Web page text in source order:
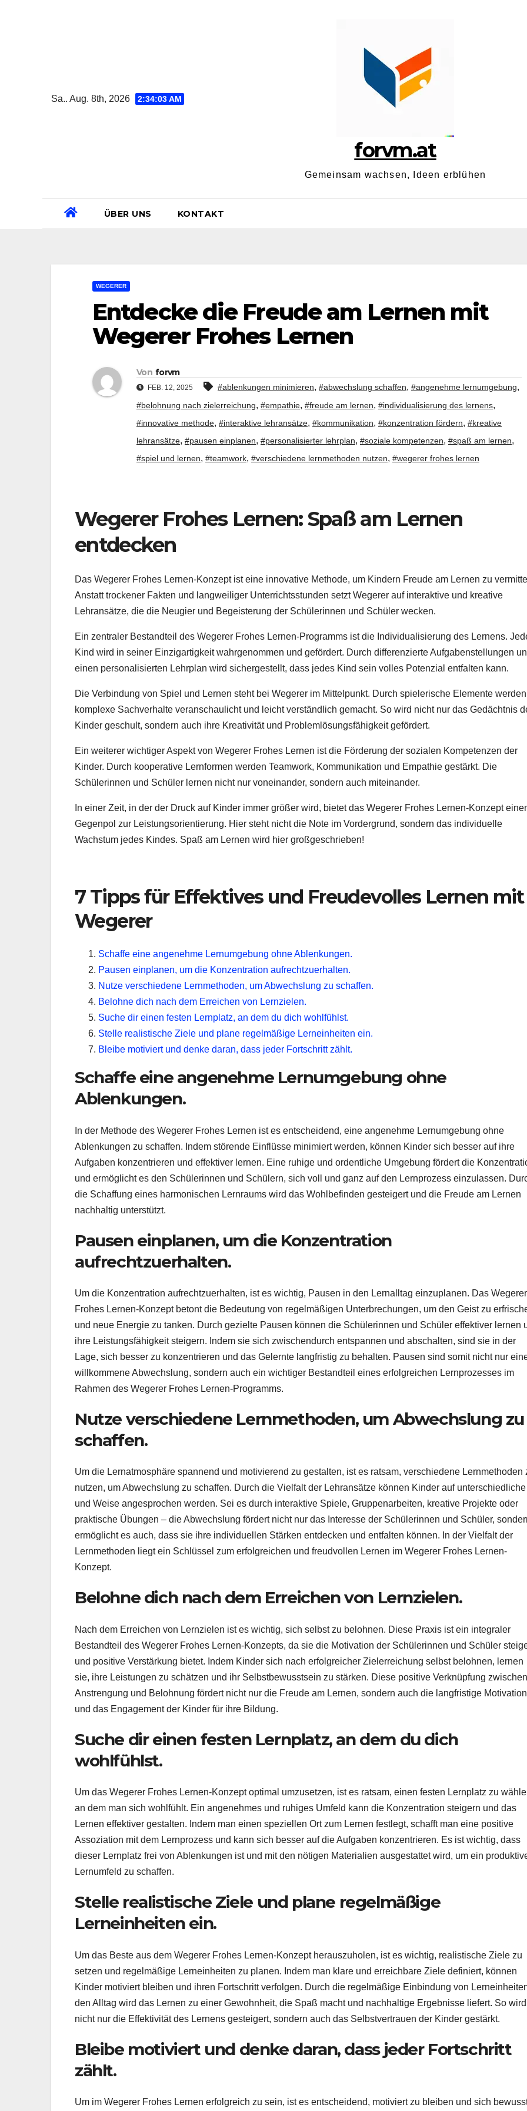
Sa.. Aug. 8th, 2026 2:34:04 AM
forvm.at
Gemeinsam wachsen, Ideen erblühen
ÜBER UNS KONTAKT
WEGERER
Entdecke die Freude am Lernen mit
Wegerer Frohes Lernen
Von forvm
FEB. 12, 2025 #ablenkungen minimieren, #abwechslung schaffen, #angenehme lernumgebung,
#belohnung nach zielerreichung, #empathie, #freude am lernen, #individualisierung des lernens,
#innovative methode, #interaktive lehransätze, #kommunikation, #konzentration fördern, #kreative
lehransätze, #pausen einplanen, #personalisierter lehrplan, #soziale kompetenzen, #spaß am lernen,
#spiel und lernen, #teamwork, #verschiedene lernmethoden nutzen, #wegerer frohes lernen
Wegerer Frohes Lernen: Spaß am Lernen
entdecken
Das Wegerer Frohes Lernen-Konzept ist eine innovative Methode, um Kindern Freude am Lernen zu
Anstatt trockener Fakten und langweiliger Unterrichtsstunden setzt Wegerer auf interaktive und kreative
Lehransätze, die die Neugier und Begeisterung der Schülerinnen und Schüler wecken.
Ein zentraler Bestandteil des Wegerer Frohes Lernen-Programms ist die Individualisierung des Lernens.
Kind wird in seiner Einzigartigkeit wahrgenommen und gefördert. Durch differenzierte Aufgabenstellungen
einen personalisierten Lehrplan wird sichergestellt, dass jedes Kind sein volles Potenzial entfalten kann.
Die Verbindung von Spiel und Lernen steht bei Wegerer im Mittelpunkt. Durch spielerische Elemente werden
komplexe Sachverhalte veranschaulicht und leicht verständlich gemacht. So wird nicht nur das Gedächtnis
Kinder geschult, sondern auch ihre Kreativität und Problemlösungsfähigkeit gefördert.
Ein weiterer wichtiger Aspekt von Wegerer Frohes Lernen ist die Förderung der sozialen Kompetenzen der
Kinder. Durch kooperative Lernformen werden Teamwork, Kommunikation und Empathie gestärkt. Die
Schülerinnen und Schüler lernen nicht nur voneinander, sondern auch miteinander.
In einer Zeit, in der der Druck auf Kinder immer größer wird, bietet das Wegerer Frohes Lernen-Konzept
Gegenpol zur Leistungsorientierung. Hier steht nicht die Note im Vordergrund, sondern das individuelle
Wachstum jedes Kindes. Spaß am Lernen wird hier großgeschrieben!
7 Tipps für Effektives und Freudevolles Lernen mit
Wegerer
Schaffe eine angenehme Lernumgebung ohne Ablenkungen.
Pausen einplanen, um die Konzentration aufrechtzuerhalten.
Nutze verschiedene Lernmethoden, um Abwechslung zu schaffen.
Belohne dich nach dem Erreichen von Lernzielen.
Suche dir einen festen Lernplatz, an dem du dich wohlfühlst.
Stelle realistische Ziele und plane regelmäßige Lerneinheiten ein.
Bleibe motiviert und denke daran, dass jeder Fortschritt zählt.
Schaffe eine angenehme Lernumgebung ohne
Ablenkungen.
In der Methode des Wegerer Frohes Lernen ist es entscheidend, eine angenehme Lernumgebung ohne
Ablenkungen zu schaffen. Indem störende Einflüsse minimiert werden, können Kinder sich besser auf ihre
Aufgaben konzentrieren und effektiver lernen. Eine ruhige und ordentliche Umgebung fördert die
und ermöglicht es den Schülerinnen und Schülern, sich voll und ganz auf den Lernprozess einzulassen.
die Schaffung eines harmonischen Lernraums wird das Wohlbefinden gesteigert und die Freude am Lernen
nachhaltig unterstützt.
Pausen einplanen, um die Konzentration
aufrechtzuerhalten.
Um die Konzentration aufrechtzuerhalten, ist es wichtig, Pausen in den Lernalltag einzuplanen. Das Wegerer
Frohes Lernen-Konzept betont die Bedeutung von regelmäßigen Unterbrechungen, um den Geist zu
und neue Energie zu tanken. Durch gezielte Pausen können die Schülerinnen und Schüler effektiver lernen
ihre Leistungsfähigkeit steigern. Indem sie sich zwischendurch entspannen und abschalten, sind sie in der
Lage, sich besser zu konzentrieren und das Gelernte langfristig zu behalten. Pausen sind somit nicht nur
willkommene Abwechslung, sondern auch ein wichtiger Bestandteil eines erfolgreichen Lernprozesses im
Rahmen des Wegerer Frohes Lernen-Programms.
Nutze verschiedene Lernmethoden, um Abwechslung zu
schaffen.
Um die Lernatmosphäre spannend und motivierend zu gestalten, ist es ratsam, verschiedene Lernmethoden
nutzen, um Abwechslung zu schaffen. Durch die Vielfalt der Lehransätze können Kinder auf unterschiedliche
und Weise angesprochen werden. Sei es durch interaktive Spiele, Gruppenarbeiten, kreative Projekte oder
praktische Übungen – die Abwechslung fördert nicht nur das Interesse der Schülerinnen und Schüler,
ermöglicht es auch, dass sie ihre individuellen Stärken entdecken und entfalten können. In der Vielfalt der
Lernmethoden liegt ein Schlüssel zum erfolgreichen und freudvollen Lernen im Wegerer Frohes Lernen-
Konzept.
Belohne dich nach dem Erreichen von Lernzielen.
Nach dem Erreichen von Lernzielen ist es wichtig, sich selbst zu belohnen. Diese Praxis ist ein integraler
Bestandteil des Wegerer Frohes Lernen-Konzepts, da sie die Motivation der Schülerinnen und Schüler
und positive Verstärkung bietet. Indem Kinder sich nach erfolgreicher Zielerreichung selbst belohnen, lernen
sie, ihre Leistungen zu schätzen und ihr Selbstbewusstsein zu stärken. Diese positive Verknüpfung zwischen
Anstrengung und Belohnung fördert nicht nur die Freude am Lernen, sondern auch die langfristige Motivation
und das Engagement der Kinder für ihre Bildung.
Suche dir einen festen Lernplatz, an dem du dich
wohlfühlst.
Um das Wegerer Frohes Lernen-Konzept optimal umzusetzen, ist es ratsam, einen festen Lernplatz zu
an dem man sich wohlfühlt. Ein angenehmes und ruhiges Umfeld kann die Konzentration steigern und das
Lernen effektiver gestalten. Indem man einen speziellen Ort zum Lernen festlegt, schafft man eine positive
Assoziation mit dem Lernprozess und kann sich besser auf die Aufgaben konzentrieren. Es ist wichtig, dass
dieser Lernplatz frei von Ablenkungen ist und mit den nötigen Materialien ausgestattet wird, um ein
Lernumfeld zu schaffen.
Stelle realistische Ziele und plane regelmäßige
Lerneinheiten ein.
Um das Beste aus dem Wegerer Frohes Lernen-Konzept herauszuholen, ist es wichtig, realistische Ziele zu
setzen und regelmäßige Lerneinheiten zu planen. Indem man klare und erreichbare Ziele definiert, können
Kinder motiviert bleiben und ihren Fortschritt verfolgen. Durch die regelmäßige Einbindung von
den Alltag wird das Lernen zu einer Gewohnheit, die Spaß macht und nachhaltige Ergebnisse liefert. So wird
nicht nur die Effektivität des Lernens gesteigert, sondern auch das Selbstvertrauen der Kinder gestärkt.
Bleibe motiviert und denke daran, dass jeder Fortschritt
zählt.
Um im Wegerer Frohes Lernen erfolgreich zu sein, ist es entscheidend, motiviert zu bleiben und sich